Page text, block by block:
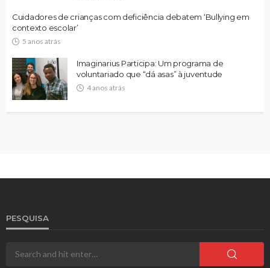
Cuidadores de crianças com deficiência debatem ‘Bullying em
contexto escolar’
5 anos atrás
Imaginarius Participa: Um programa de
voluntariado que “dá asas” à juventude
4 anos atrás
PESQUISA